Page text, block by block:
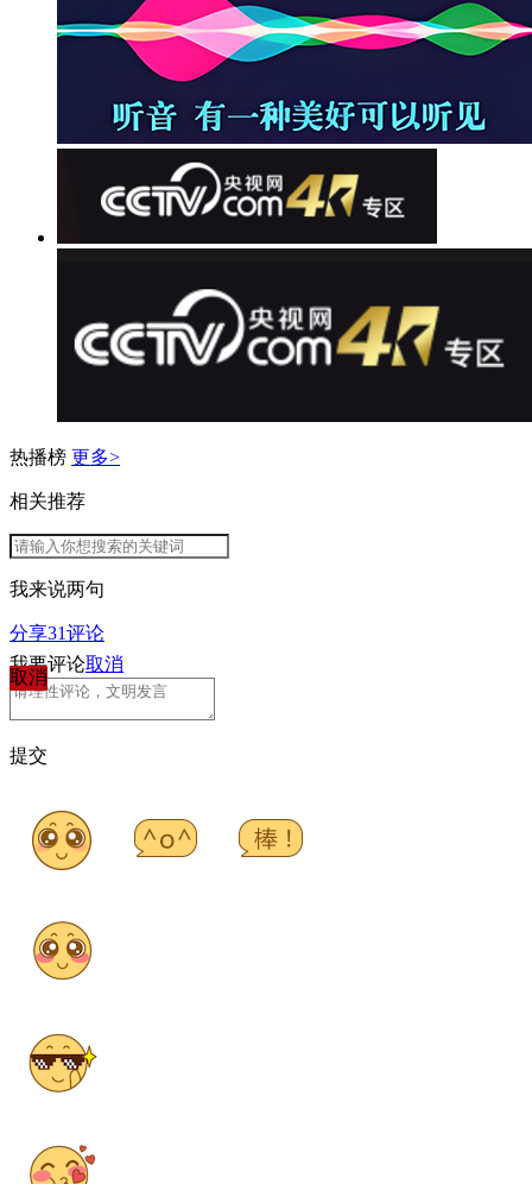
热播榜 更多>
相关推荐
我来说两句
分享31评论
取消
我要评论取消
提交